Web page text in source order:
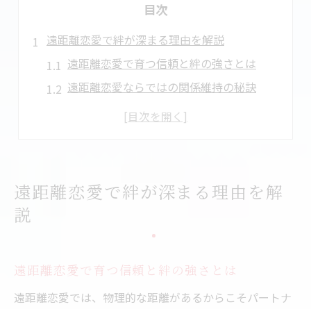
目次
遠距離恋愛で絆が深まる理由を解説
遠距離恋愛で育つ信頼と絆の強さとは
遠距離恋愛ならではの関係維持の秘訣
遠距離恋愛の良いところを実感する瞬間
会えない時間がもたらすメリットとは
会えない時間が遠距離恋愛の魅力を育む
遠距離恋愛が辛い時の前向きな捉え方
遠距離恋愛とマンネリ回避の関係性を考察
遠距離恋愛で絆が深まる理由を解
説
遠距離恋愛で育つ信頼と絆の強さとは
遠距離恋愛では、物理的な距離があるからこそパートナ